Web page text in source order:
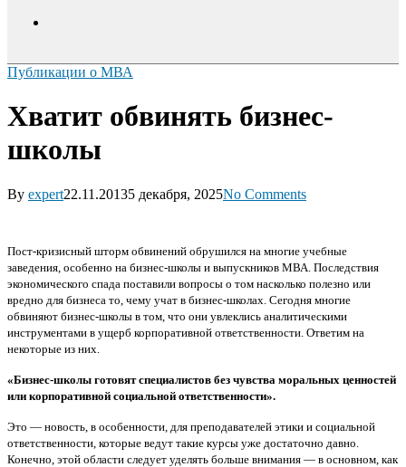
Публикации о МВА
Хватит обвинять бизнес-
школы
By expert22.11.20135 декабря, 2025No Comments
Пост-кризисный шторм обвинений обрушился на многие учебные
заведения, особенно на бизнес-школы и выпускников МВА. Последствия
экономического спада поставили вопросы о том насколько полезно или
вредно для бизнеса то, чему учат в бизнес-школах. Сегодня многие
обвиняют бизнес-школы в том, что они увлеклись аналитическими
инструментами в ущерб корпоративной ответственности. Ответим на
некоторые из них.
«Бизнес-школы готовят специалистов без чувства моральных ценностей
или корпоративной социальной ответственности».
Это — новость, в особенности, для преподавателей этики и социальной
ответственности, которые ведут такие курсы уже достаточно давно.
Конечно, этой области следует уделять больше внимания — в основном, как